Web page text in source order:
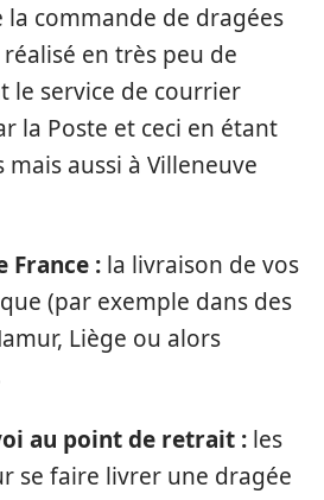
commande de dragées
en très peu de
le service de courrier
la Poste et ceci en étant
mais aussi à Villeneuve
France : la livraison de vos
(par exemple dans des
Liège ou alors
au point de retrait : les
se faire livrer une dragée